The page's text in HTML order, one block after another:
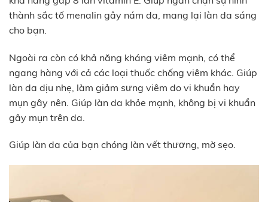
thành sắc tố menalin gây nám da, mang lại làn da sáng
cho bạn.
Ngoài ra còn có khả năng kháng viêm mạnh, có thể
ngang hàng với cả các loại thuốc chống viêm khác. Giúp
làn da dịu nhẹ, làm giảm sưng viêm do vi khuẩn hay
mụn gây nên. Giúp làn da khỏe mạnh, không bị vi khuẩn
gây mụn trên da.
Giúp làn da của bạn chóng làn vết thương, mờ sẹo.